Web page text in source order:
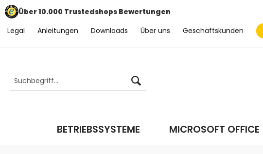
Über 10.000 Trustedshops Bewertungen
Legal
Anleitungen Downloads Über uns Geschäftskunden
BETRIEBSSYSTEME MICROSOFT OFFICE